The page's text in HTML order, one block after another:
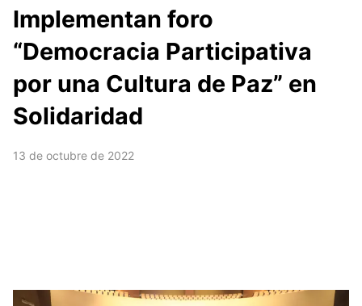
Implementan foro
“Democracia Participativa
por una Cultura de Paz” en
Solidaridad
13 de octubre de 2022